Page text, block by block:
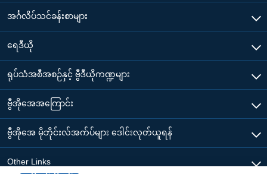
အင်္ဂလိပ်သင်ခန်းစာများ
ရေဒီယို
ရုပ်သံအစီအစဉ်နှင့် ဗွီဒီယိုကဏ္ဍများ
ဗွီအိုအေအကြောင်း
ဗွီအိုအေ မိုဘိုင်းလ်အက်ပ်များ ဒေါင်းလုတ်ယူရန်
Other Links